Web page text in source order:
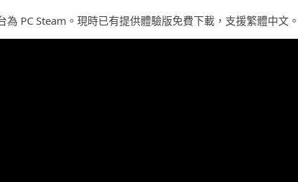
PC Steam。現時已有提供體驗版免費下載，支援繁體中文